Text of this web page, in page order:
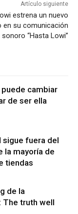
Artículo siguiente
estrena un nuevo
en su comunicación
“Hasta Lowi”
cambiar
de ser ella
sigue fuera del
la mayoría de
tiendas
de la
The truth well